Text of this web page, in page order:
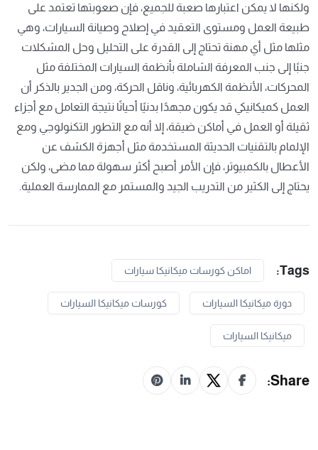
ولكنها لا يمكن اعتبارها صعبة للجميع، فإن صعوبتها تعتمد على
طبيعة العمل ومستوى التعقيد في إصلاح وصيانة السيارات، وهي
مثلها مثل أي مهنة تحتاج إلى القدرة على التحليل وحل المشكلات
جنبًا إلى جنب المعرفة الشاملة بأنظمة السيارات المختلفة مثل
المحركات، الأنظمة الكهربائية، وناقل الحركة، ومن الجدير بالذكر أن
العمل كميكانيكي قد يكون مجهدًا بدنيًا أحيانًا نتيجة التعامل مع أجزاء
ثقيلة أو العمل في أماكن ضيقة، إلا أنه مع التطور التكنولوجي ومع
الإلمام بالتقنيات الحديثة المستخدمة مثل أجهزة الكشف عن
الأعطال بالكمبيوتر، فإن الأمر أصبح أكثر سهولة مما مضى، ولكن
يحتاج إلى الكثير من التدريب الجيد والمستمر مع الممارسة العملية.
Tags: اماكن كورسات ميكانيكا سيارات
دورة ميكانيكا السيارات كورسات ميكانيكا السيارات
ميكانيكا السيارات
Share: